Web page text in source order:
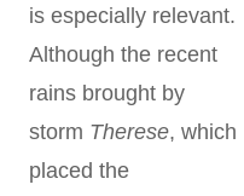
is especially relevant.
Although the recent
rains brought by
storm Therese, which
placed the